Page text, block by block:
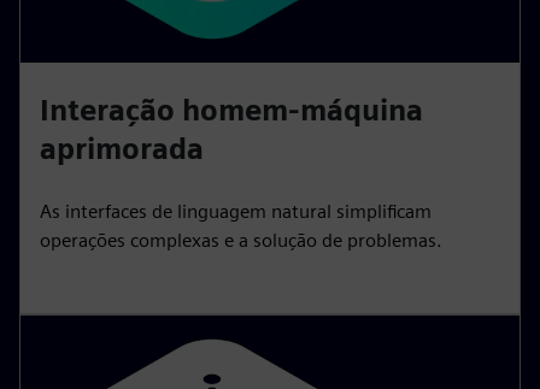
Interação homem-máquina
aprimorada
As interfaces de linguagem natural simplificam
operações complexas e a solução de problemas.